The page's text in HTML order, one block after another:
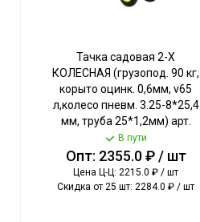
Тачка садовая 2-Х
КОЛЕСНАЯ (грузопод. 90 кг,
корыто оцинк. 0,6мм, v65
л,колесо пневм. 3.25-8*25,4
мм, труба 25*1,2мм) арт.
12.65.90 [1] РОССИЯ
КРАСНЫЙ
В пути
Опт: 2355.0 ₽ / шт
Цена Ц-Ц: 2215.0 ₽ / шт
Скидка от 25 шт: 2284.0 ₽ / шт